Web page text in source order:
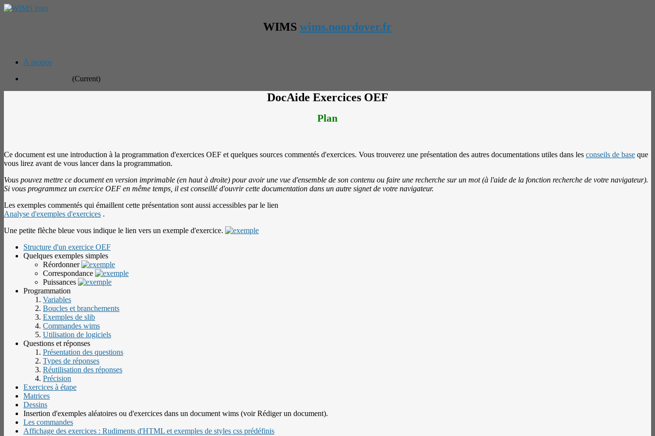
WIMS wims.noordover.fr
À propos
(Current)
DocAide Exercices OEF
Plan
Ce document est une introduction à la programmation d'exercices OEF et quelques sources commentés d'exercices. Vous trouverez une présentation des autres documentations utiles dans les conseils de base que
vous lirez avant de vous lancer dans la programmation.
Vous pouvez mettre ce document en version imprimable (en haut à droite) pour avoir une vue d'ensemble de son contenu ou faire une recherche sur un mot (à l'aide de la fonction recherche de votre navigateur).
Si vous programmez un exercice OEF en même temps, il est conseillé d'ouvrir cette documentation dans un autre signet de votre navigateur.
Les exemples commentés qui émaillent cette présentation sont aussi accessibles par le lien
Analyse d'exemples d'exercices .
Une petite flèche bleue vous indique le lien vers un exemple d'exercice.
Structure d'un exercice OEF
Quelques exemples simples
Réordonner
Correspondance
Puissances
Programmation
Variables
Boucles et branchements
Exemples de slib
Commandes wims
Utilisation de logiciels
Questions et réponses
Présentation des questions
Types de réponses
Réutilisation des réponses
Précision
Exercices à étape
Matrices
Dessins
Insertion d'exemples aléatoires ou d'exercices dans un document wims (voir Rédiger un document).
Les commandes
Affichage des exercices : Rudiments d'HTML et exemples de styles css prédéfinis